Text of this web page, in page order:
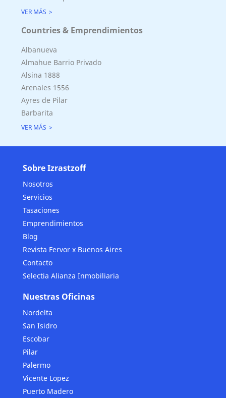
VER MÁS
Countries & Emprendimientos
Albanueva
Almahue Barrio Privado
Alsina 1888
Arenales 1556
Ayres de Pilar
Barbarita
VER MÁS
Sobre Izrastzoff
Nosotros
Servicios
Tasaciones
Emprendimientos
Blog
Revista Fervor x Buenos Aires
Contacto
Selectia Alianza Inmobiliaria
Nuestras Oficinas
Nordelta
San Isidro
Escobar
Pilar
Palermo
Vicente Lopez
Puerto Madero